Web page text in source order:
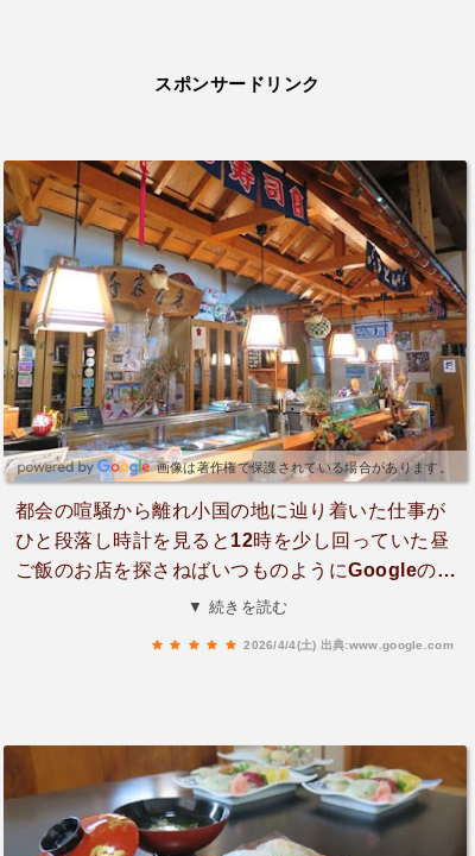
スポンサードリンク
画像は著作権で保護されている場合があります。
都会の喧騒から離れ小国の地に辿り着いた仕事が
ひと段落し時計を見ると12時を少し回っていた昼
ご飯のお店を探さねばいつものようにGoogleの口
コミを元にご飯屋さんを探す意外とこの時間が好
の敷居を跨ぐとそこには吹き抜け天井がお出迎え
圧巻の景色だカウンターには様々な飾り物があり
お店の歴史を感じれずにはいられない鹿の角も飾
ってありここは戦場であると表現しているかのよ
▼ 続きを読む
2026/4/4(土) 出典:www.google.com